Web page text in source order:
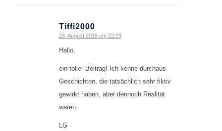
Tiffi2000
sagte:
26. August 2015 um 22:29
Hallo,
ein toller Beitrag! Ich kenne durchaus
Geschichten, die tatsächlich sehr fiktiv
gewirkt haben, aber dennoch Realität
waren.
LG